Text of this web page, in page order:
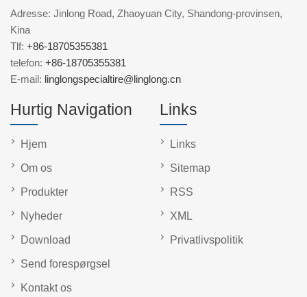
Adresse: Jinlong Road, Zhaoyuan City, Shandong-provinsen,
Kina
Tlf: +86-18705355381
telefon: +86-18705355381
E-mail: linglongspecialtire@linglong.cn
Hurtig Navigation
Hjem
Om os
Produkter
Nyheder
Download
Send forespørgsel
Kontakt os
Links
Links
Sitemap
RSS
XML
Privatlivspolitik